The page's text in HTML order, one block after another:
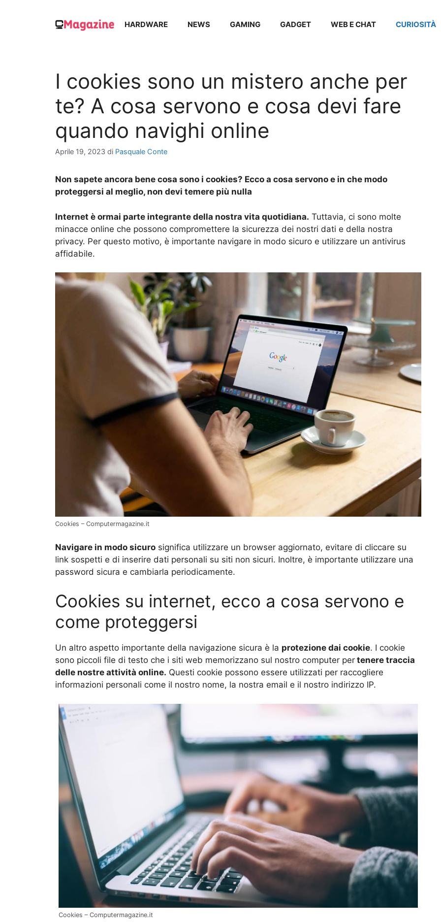
HARDWARE NEWS GAMING GADGET WEB E CHAT CURIOSITÀ
I cookies sono un mistero anche per
te? A cosa servono e cosa devi fare
quando navighi online
Aprile 19, 2023 di Pasquale Conte
Non sapete ancora bene cosa sono i cookies? Ecco a cosa servono e in che modo
proteggersi al meglio, non devi temere più nulla
Internet è ormai parte integrante della nostra vita quotidiana. Tuttavia, ci sono molte
minacce online che possono compromettere la sicurezza dei nostri dati e della nostra
privacy. Per questo motivo, è importante navigare in modo sicuro e utilizzare un antivirus
affidabile.
Cookies – Computermagazine.it
Navigare in modo sicuro significa utilizzare un browser aggiornato, evitare di cliccare su
link sospetti e di inserire dati personali su siti non sicuri. Inoltre, è importante utilizzare una
password sicura e cambiarla periodicamente.
Cookies su internet, ecco a cosa servono e
come proteggersi
Un altro aspetto importante della navigazione sicura è la protezione dai cookie. I cookie
sono piccoli file di testo che i siti web memorizzano sul nostro computer per tenere traccia
delle nostre attività online. Questi cookie possono essere utilizzati per raccogliere
informazioni personali come il nostro nome, la nostra email e il nostro indirizzo IP.
Cookies – Computermagazine.it